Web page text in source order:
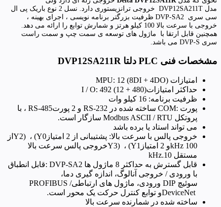
مدل DVP12SA211T
خروجی ترانزیستوری دارد. نسل 2 نوع باریک پی ال
سی سری DVP-SA2 ظرفیت بزرگتر برنامه نویسی ، اجرای بهینه ،
خروجی با سرعت بالا 100 کیلو هرتز و شمارش توابع را ارائه می دهد.
همچنین قابل ارتقا با ماژول های توسعه ی سمت چپ و سمت راست
سری DVP-S می باشد.
مشخصات فنی PLC دلتا DVP12SA211R
امتیازات MPU: 12 (8DI + 4DO)
حداکثر امتیازاتI / O: 492 (12 + 480)
ظرفیت برنامه: 16 کیلو وات
پورت COM: ساخته شده در RS-232 و 2 پورت RS-485 ، با
پروتکل Modbus ASCII / RTU سازگار است.
می تواند استاد یا برده باشد
خروجی پالس با سرعت بالا: پشتیبانی از 2 امتیاز
(Y0 ، Y2) از
100
kHzو 2 امتیاز (Y1 ، Y3)خروجی پالس سرعت بالا
مستقل 10
kHz.
قابل گسترش به حداکثر 8 ماژول ها
: DVP-SA2قابل انطباق
با ورودی / خروجی آنالوگ، اندازه گیری دما،
سوئیچ DIP ورودی، ماژول های ارتباطیPROFIBUS /
DeviceNetو توابع کنترل حرکت یک محور است.
ساخته شده در شمارنده سرعت بالا